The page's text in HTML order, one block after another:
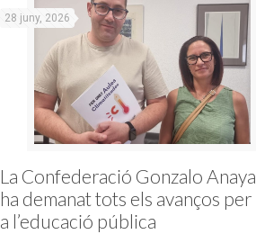
28 juny, 2026
La Confederació Gonzalo Anaya
ha demanat tots els avanços per
a l’educació pública